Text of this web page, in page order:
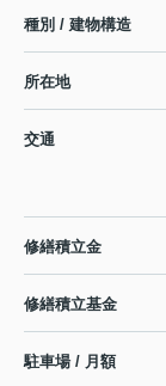
種別 / 建物構造
所在地
交通
修繕積立金
修繕積立基金
駐車場 / 月額